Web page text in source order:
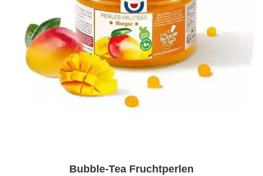
Bubble-Tea Fruchtperlen